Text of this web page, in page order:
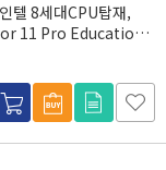
텔 8세대CPU탑재,
11 Pro Education
포함